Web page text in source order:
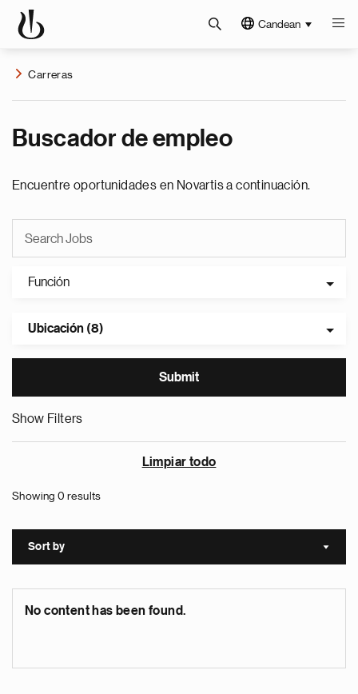
Candean
Carreras
Buscador de empleo
Encuentre oportunidades en Novartis a continuación.
Función
Ubicación (8)
Show Filters
Limpiar todo
Showing 0 results
Sort by Sort
No content has been found.